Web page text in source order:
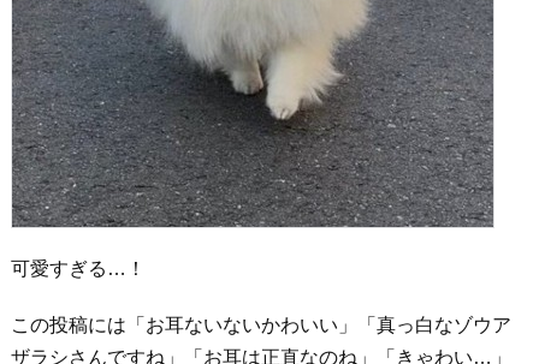
可愛すぎる…！
この投稿には「お耳ないないかわいい」「真っ白なゾウア
ザラシさんですね」「お耳は正直なのね」「きゃわい…」